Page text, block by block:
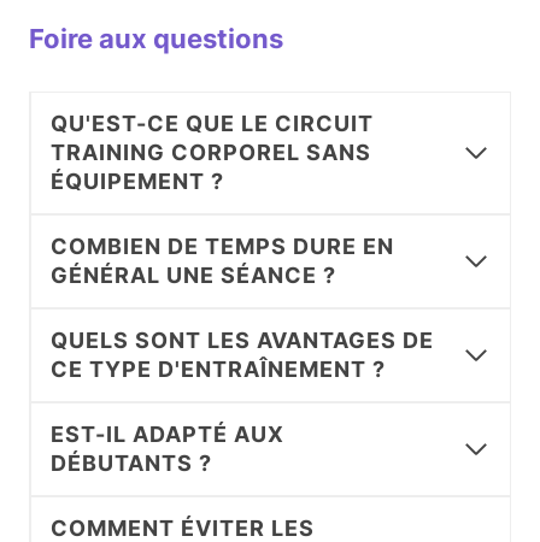
Foire aux questions
QU'EST-CE QUE LE CIRCUIT
TRAINING CORPOREL SANS
ÉQUIPEMENT ?
COMBIEN DE TEMPS DURE EN
GÉNÉRAL UNE SÉANCE ?
QUELS SONT LES AVANTAGES DE
CE TYPE D'ENTRAÎNEMENT ?
EST-IL ADAPTÉ AUX
DÉBUTANTS ?
COMMENT ÉVITER LES